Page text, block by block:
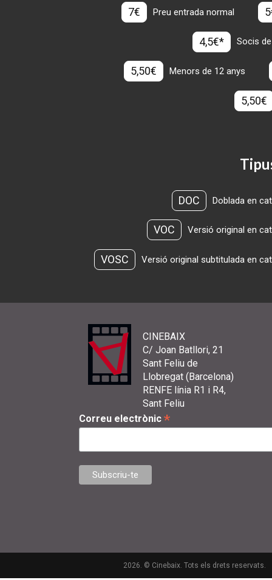
7€ Preu entrada normal
4,5€* Socis
5,50€ Menors de 12 anys
5,50€
DOC Doblada en
VOC Versió original en
VOSC Versió original subtitulada en
CINEBAIX
C/ Joan Batllori, 21
Sant Feliu de
Llobregat (Barcelona)
RENFE línia R1 i R4,
Sant Feliu
Correu electrònic *
2026. © Cinebaix. Tots els drets reservats.